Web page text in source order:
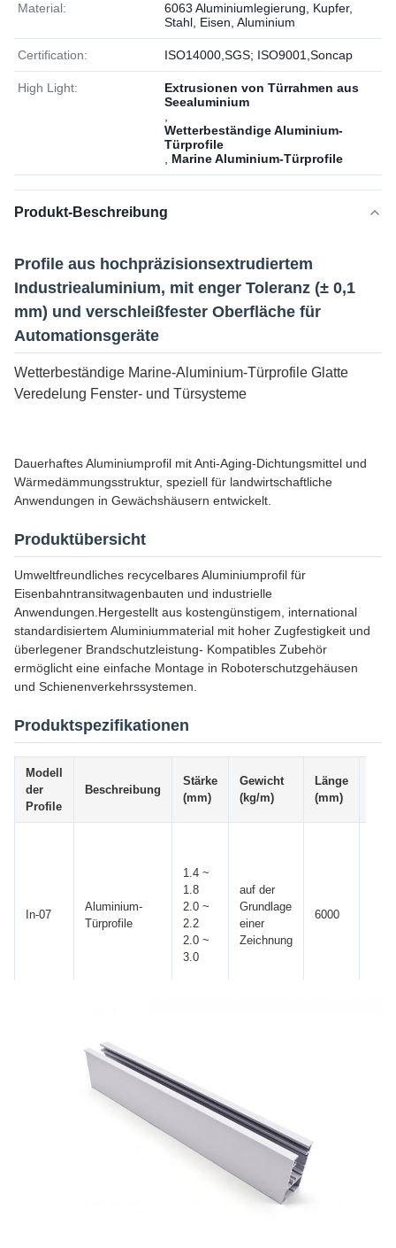
Material:
6063 Aluminiumlegierung, Kupfer,
Stahl, Eisen, Aluminium
Certification: ISO14000,SGS; ISO9001,Soncap
High Light:
Extrusionen von Türrahmen aus
Seealuminium
Wetterbeständige Aluminium-
Türprofile
Marine Aluminium-Türprofile
Produkt-Beschreibung
Profile aus hochpräzisionsextrudiertem
Industriealuminium, mit enger Toleranz (± 0,1
mm) und verschleißfester Oberfläche für
Automationsgeräte
Wetterbeständige Marine-Aluminium-Türprofile Glatte
Veredelung Fenster- und Türsysteme
Dauerhaftes Aluminiumprofil mit Anti-Aging-Dichtungsmittel und
Wärmedämmungsstruktur, speziell für landwirtschaftliche
Anwendungen in Gewächshäusern entwickelt.
Produktübersicht
Umweltfreundliches recycelbares Aluminiumprofil für
Eisenbahntransitwagenbauten und industrielle
Anwendungen.Hergestellt aus kostengünstigem, international
standardisiertem Aluminiummaterial mit hoher Zugfestigkeit und
überlegener Brandschutzleistung- Kompatibles Zubehör
ermöglicht eine einfache Montage in Roboterschutzgehäusen
und Schienenverkehrssystemen.
Produktspezifikationen
Modell
der
Profile
Beschreibung
Stärke
(mm)
Gewicht
(kg/m)
Länge
(mm)
In-07
Aluminium-
Türprofile
1.4 ~
1.8
2.0 ~
2.2
2.0 ~
3.0
auf der
Grundlage
einer
Zeichnung
6000